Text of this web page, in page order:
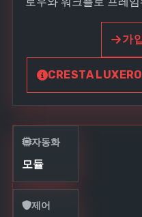
가
CRESTA
자동화
모듈
제어